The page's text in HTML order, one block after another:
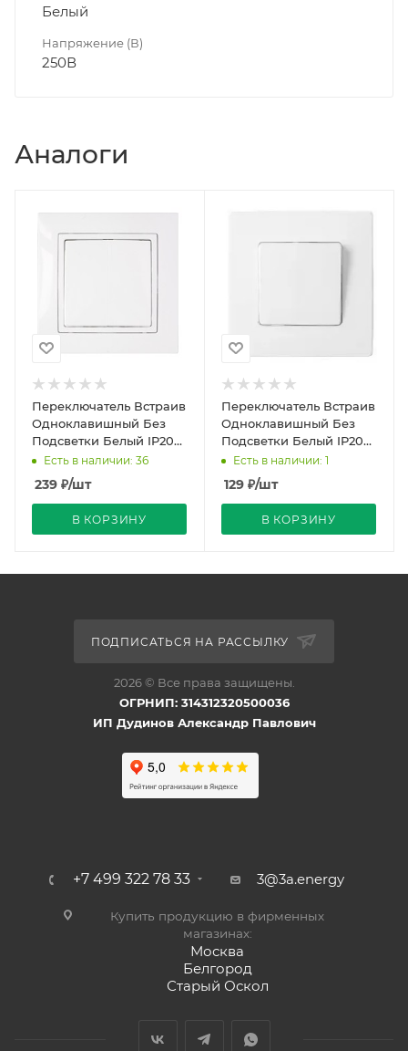
Белый
Напряжение (В)
250В
Аналоги
Переключатель Встраив
Одноклавишный Без
Подсветки Белый IP20
10А 250В Уют Bylectrica
Есть в наличии: 36
239 ₽/шт
В КОРЗИНУ
Переключатель Встраив
Одноклавишный Без
Подсветки Белый IP20
10А 250В Мастер
Bylectrica
Есть в наличии: 1
129 ₽/шт
В КОРЗИНУ
ПОДПИСАТЬСЯ НА РАССЫЛКУ
2026 © Все права защищены.
ОГРНИП: 314312320500036
ИП Дудинов Александр Павлович
+7 499 322 78 33 3@3a.energy
Купить продукцию в фирменных
магазинах:
Москва
Белгород
Старый Оскол